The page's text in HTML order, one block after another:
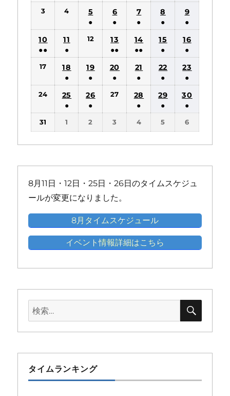
(1
件
の
イ
ベ
ン
ト)
(1
件
の
イ
ベ
ン
ト)
3 4
5
●
(1
の
イ
ベ
ン
ト)
6
●
(1
件
の
イ
ベ
ン
7
●
(1
件
の
イ
ベ
ン
ト)
8
●
(1
件
の
イ
ベ
ン
ト)
9
●
(1
件
の
イ
ベ
ン
ト)
10
●●
(2
の
イ
ン
ト)
11
●
(1
件
の
イ
ベ
ン
ト)
12
13
●●
(2
件
の
イ
ン
ト)
14
●●
(2
件
の
イ
ベ
ン
ト)
15
●
(1
件
の
イ
ベ
ン
ト)
16
●
(1
件
の
イ
ベ
ン
ト)
17
18
●
(1
件
イ
ン
19
●
(1
件
イ
ン
20
●
(1
イ
ン
21
●
(1
件
イ
ン
22
●
(1
件
イ
ン
23
●
(1
件
イ
ン
24
25
●
ト)
26
●
ト)
27
28
●
ト)
29
●
ト)
30
●
ト)
31 1 2 3 4 5 6
8月11日・12日・25日・26日のタイムスケジュ
ールが変更になりました。
8月タイムスケジュール
イベント情報詳細はこちら
検
索:
検
タイムランキング